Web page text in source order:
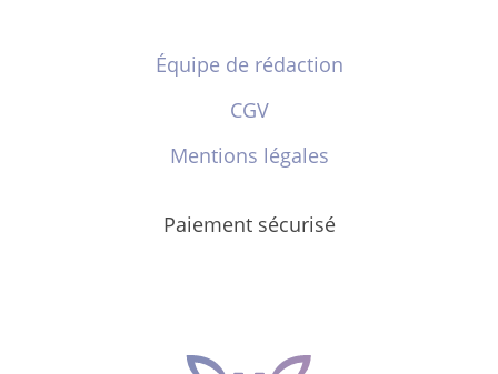
Équipe de rédaction
CGV
Mentions légales
Paiement sécurisé